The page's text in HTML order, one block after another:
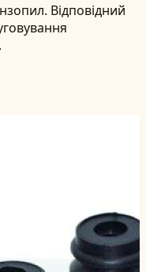
Відповідний